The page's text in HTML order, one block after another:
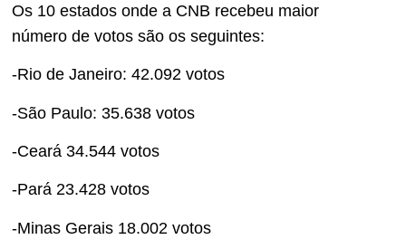
Os 10 estados onde a CNB recebeu maior
número de votos são os seguintes:
-Rio de Janeiro: 42.092 votos
-São Paulo: 35.638 votos
-Ceará 34.544 votos
-Pará 23.428 votos
-Minas Gerais 18.002 votos